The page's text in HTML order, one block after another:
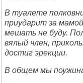
В туалете
приударит за
мешать не буду.
вялый член,
достиг эрекции.
В общем мы